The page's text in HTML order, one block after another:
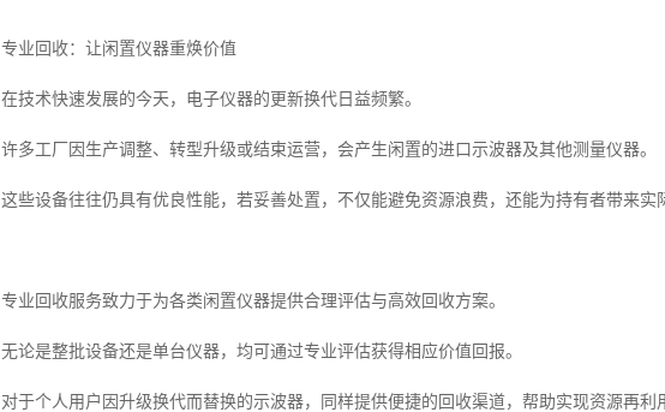
专业回收：让闲置仪器重焕价值
在技术快速发展的今天，电子仪器的更新换代日益频繁。
许多工厂因生产调整、转型升级或结束运营，会产生闲置的进口示波器及其他测量仪器。
这些设备往往仍具有优良性能，若妥善处置，不仅能避免资源浪费，还能为持有者带来实
专业回收服务致力于为各类闲置仪器提供合理评估与高效回收方案。
无论是整批设备还是单台仪器，均可通过专业评估获得相应价值回报。
对于个人用户因升级换代而替换的示波器，同样提供便捷的回收渠道，帮助实现资源再利